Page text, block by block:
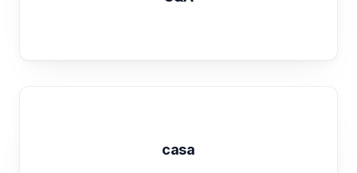
casa